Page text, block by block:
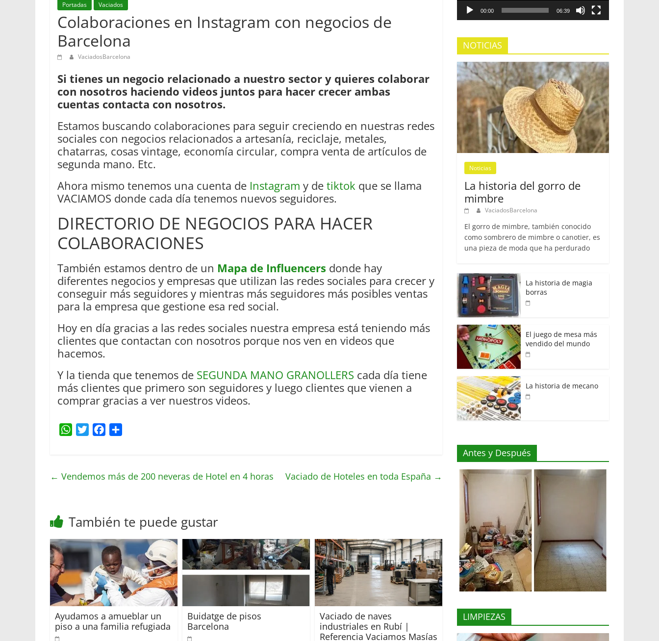
Portadas Vaciados
Colaboraciones en Instagram con negocios de
Barcelona
VaciadosBarcelona
Si tienes un negocio relacionado a nuestro sector y quieres colaborar
con nosotros haciendo videos juntos para hacer crecer ambas
cuentas contacta con nosotros.
Estamos buscando colaboraciones para seguir creciendo en nuestras redes
sociales con negocios relacionados a artesanía, reciclaje, metales,
chatarras, cosas vintage, economía circular, compra venta de artículos de
segunda mano. Etc.
Ahora mismo tenemos una cuenta de Instagram y de tiktok que se llama
VACIAMOS donde cada día tenemos nuevos seguidores.
DIRECTORIO DE NEGOCIOS PARA HACER
COLABORACIONES
También estamos dentro de un Mapa de Influencers donde hay
diferentes negocios y empresas que utilizan las redes sociales para crecer y
conseguir más seguidores y mientras más seguidores más posibles ventas
para la empresa que gestione esa red social.
Hoy en día gracias a las redes sociales nuestra empresa está teniendo más
clientes que contactan con nosotros porque nos ven en videos que
hacemos.
Y la tienda que tenemos de SEGUNDA MANO GRANOLLERS cada día tiene
más clientes que primero son seguidores y luego clientes que vienen a
comprar gracias a ver nuestros videos.
W
s
p
t
b
k
a
← Vendemos más de 200 neveras de Hotel en 4 horas Vaciado de Hoteles en toda España →
También te puede gustar
Ayudamos a amueblar un
piso a una familia refugiada
Buidatge de pisos
Barcelona
Vaciado de naves
industriales en Rubí |
Referencia Vaciamos Masías
00:00 06:39
NOTICIAS
Noticias
La historia del gorro de
mimbre
VaciadosBarcelona
El gorro de mimbre, también conocido
como sombrero de mimbre o canotier, es
una pieza de moda que ha perdurado
La historia de magia
borras
El juego de mesa más
vendido del mundo
La historia de mecano
Antes y Después
LIMPIEZAS